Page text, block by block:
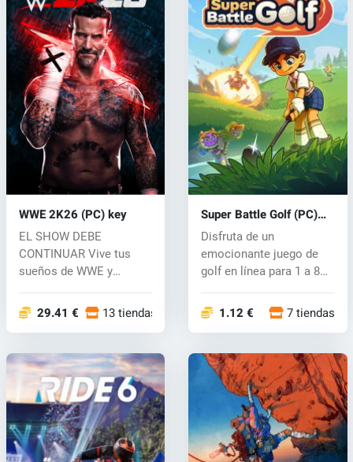
WWE 2K26 (PC) key
EL SHOW DEBE
CONTINUAR Vive tus
sueños de WWE y
def...29.41 € 13 tiendas
Super Battle Golf (PC)
key
Disfruta de un
emocionante juego de
golf en línea para 1 a 8
1.12 € 7 tiendas